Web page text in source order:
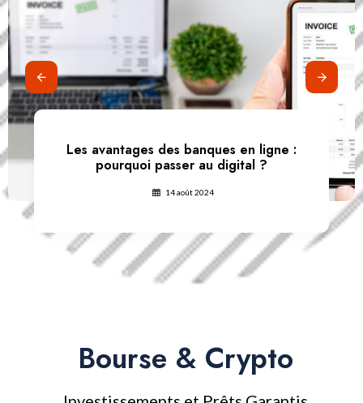
Les avantages des banques en ligne :
pourquoi passer au digital ?
14 août 2024
Bourse & Crypto